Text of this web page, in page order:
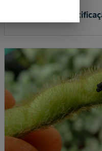
Trapoeraba: